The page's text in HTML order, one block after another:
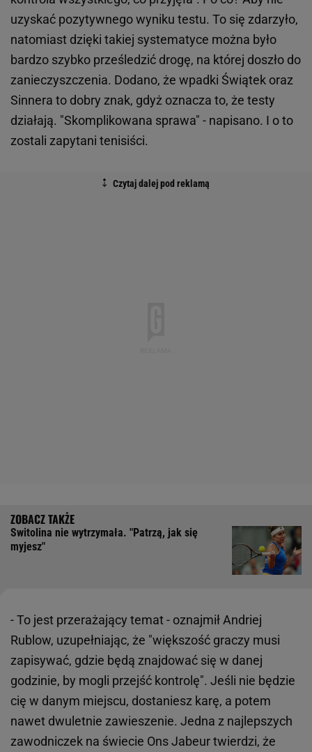
uzyskać pozytywnego wyniku testu. To się zdarzyło,
natomiast dzięki takiej systematyce można było
bardzo szybko prześledzić drogę, na której doszło do
zanieczyszczenia. Dodano, że wpadki Świątek oraz
Sinnera to dobry znak, gdyż oznacza to, że testy
działają. "Skomplikowana sprawa" - napisano. I o to
zostali zapytani tenisiści.
Switolina nie wytrzymała. "Patrzą, jak się
myjesz"
- To jest przerażający temat - oznajmił Andriej
Rublow, uzupełniając, że "większość graczy musi
zapisywać, gdzie będą znajdować się w danej
godzinie, by mogli przejść kontrolę". Jeśli nie będzie
cię w danym miejscu, dostaniesz karę, a potem
nawet dwuletnie zawieszenie. Jedna z najlepszych
zawodniczek na świecie Ons Jabeur twierdzi, że